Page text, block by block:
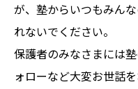
が、塾からいつもみん
れないでください。
保護者のみなさまには
ォローなど大変お世話を